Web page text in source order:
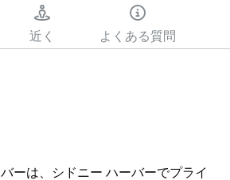
近く よくある質問
ーは、シドニー ハーバーでプライ